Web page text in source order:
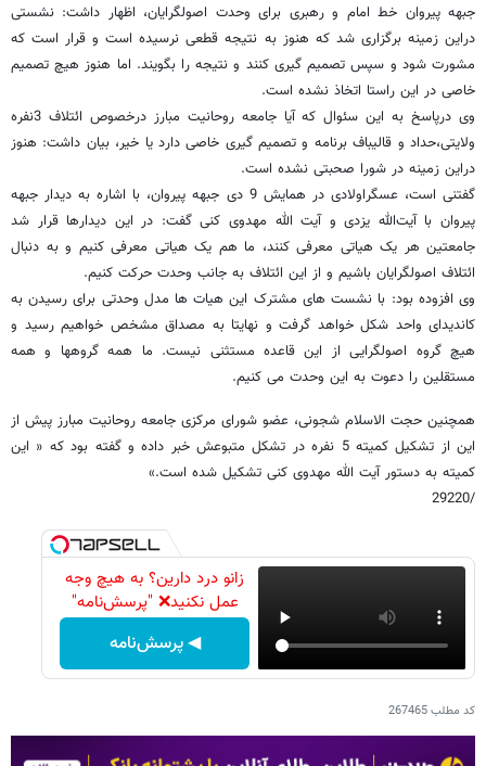
جبهه پیروان خط امام و رهبری برای وحدت اصولگرایان، اظهار داشت: نشستی
دراین زمینه برگزاری شد که هنوز به نتیجه قطعی نرسیده است و قرار است که
مشورت شود و سپس تصمیم گیری کنند و نتیجه را بگویند. اما هنوز هیچ تصمیم
خاصی در این راستا اتخاذ نشده است.
وی درپاسخ به این سئوال که آیا جامعه روحانیت مبارز درخصوص ائتلاف 3نفره
ولایتی،حداد و قالیباف برنامه و تصمیم گیری خاصی دارد یا خیر، بیان داشت: هنوز
دراین زمینه در شورا صحبتی نشده است.
گفتنی است، عسگراولادی در همایش 9 دی جبهه پیروان، با اشاره به دیدار جبهه
پیروان با آیت‌الله یزدی و آیت الله مهدوی کنی گفت: در این دیدارها قرار شد
جامعتین هر یک هیاتی معرفی کنند، ما هم یک هیاتی معرفی کنیم و به دنبال
ائتلاف اصولگرایان باشیم و از این ائتلاف به جانب وحدت حرکت کنیم.
وی افزوده بود: با نشست های مشترک این هیات ها مدل وحدتی برای رسیدن به
کاندیدای واحد شکل خواهد گرفت و نهایتا به مصداق مشخص خواهیم رسید و
هیچ گروه اصولگرایی از این قاعده مستثنی نیست. ما همه گروهها و همه
مستقلین را دعوت به این وحدت می کنیم.
همچنین حجت الاسلام شجونی، عضو شورای مرکزی جامعه روحانیت مبارز پیش از
این از تشکیل کمیته 5 نفره در تشکل متبوعش خبر داده و گفته بود که « این
کمیته به دستور آیت الله مهدوی کنی تشکیل شده است.»
/29220
زانو درد دارین؟ به هیچ وجه
عمل نکنید❌ "پرسش‌نامه"
◀ پرسش‌نامه
کد مطلب267465